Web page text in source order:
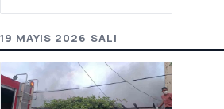
19 MAYIS 2026 SALI